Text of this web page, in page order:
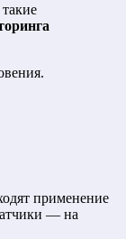
применение
— на